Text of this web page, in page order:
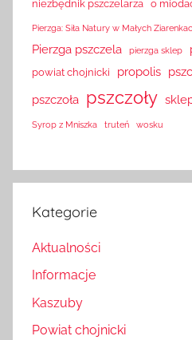
niezbędnik pszczelarza o
Pierzga: Siła Natury w Małych
Pierzga pszczela pierzga sklep
powiat chojnicki propolis
pszczoła pszczoły
Syrop z Mniszka truteń wosku
Kategorie
Aktualności
Informacje
Kaszuby
Powiat chojnicki